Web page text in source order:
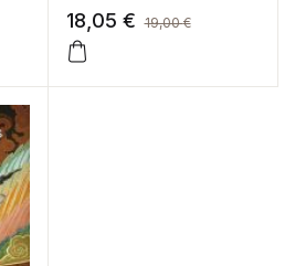
18,05 € 19,00€